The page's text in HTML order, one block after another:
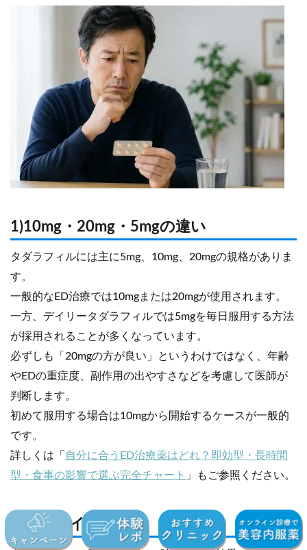
1)10mg・20mg・5mgの違い
タダラフィルには主に5mg、10mg、20mgの規格がありま
す。
一般的なED治療では10mgまたは20mgが使用されます。
一方、デイリータダラフィルでは5mgを毎日服用する方法
が採用されることが多くなっています。
必ずしも「20mgの方が良い」というわけではなく、年齢
やEDの重症度、副作用の出やすさなどを考慮して医師が
判断します。
初めて服用する場合は10mgから開始するケースが一般的
です。
詳しくは「 自分に合うED治療薬はどれ？即効型・長時間
型・食事の影響で選ぶ完全チャート 」もご参照ください。
2)服用タイミング